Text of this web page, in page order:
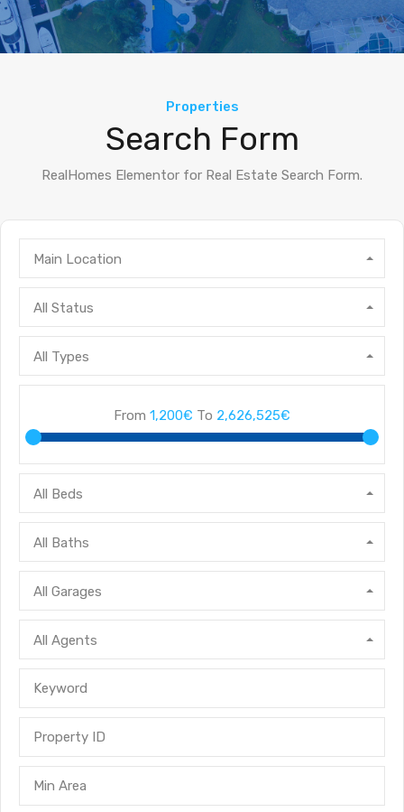
Properties
Search Form
RealHomes Elementor for Real Estate Search Form.
Main Location
All Status
All Types
From 1,200€ To 2,626,525€
All Beds
All Baths
All Garages
All Agents